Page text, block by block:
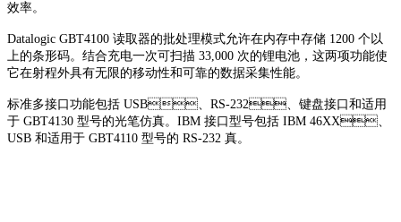
效率。
Datalogic GBT4100 读取器的批处理模式允许在内存中存储 1200 个以
上的条形码。结合充电一次可扫描 33,000 次的锂电池，这两项功能使
它在射程外具有无限的移动性和可靠的数据采集性能。
标准多接口功能包括 USB、RS-232、键盘接口和适用
于 GBT4130 型号的光笔仿真。IBM 接口型号包括 IBM 46XX、
USB 和适用于 GBT4110 型号的 RS-232 真。